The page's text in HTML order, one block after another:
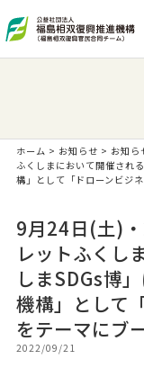
ホーム > お知らせ > お知ら
ふくしまにおいて開催され
構」として「ドローンビジ
9月24日(土)
レットふくし
しまSDGs博
機構」として
をテーマにブ
2022/09/21